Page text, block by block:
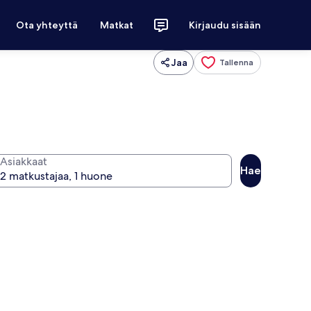
Ota yhteyttä Matkat Kirjaudu sisään
Jaa Tallenna
Asiakkaat
Hae